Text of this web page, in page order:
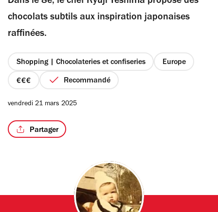
étoiles
chocolats subtils aux inspiration japonaises
raffinées.
Shopping | Chocolateries et confiseries Europe
prix
4
Recommandé
vendredi 21 mars 2025
Partager